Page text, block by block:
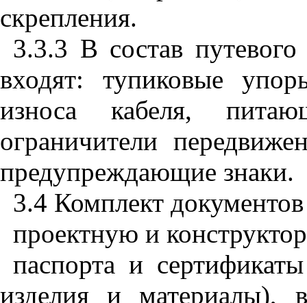
скрепления.
3.3.3 В состав путевого
входят: тупиковые
износа кабеля,
ограничители
предупреждающие знаки.
3.4 Комплект
проектную и
паспорта и
изделия и материалы),